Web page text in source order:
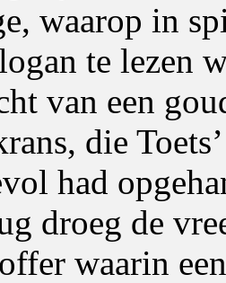
waarop in
te lezen
van een
die
had
droeg de
waarin een